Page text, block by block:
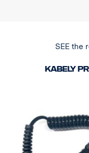
SEE the
Kabely